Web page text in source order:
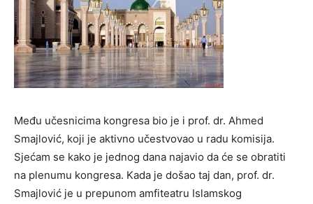
Među učesnicima kongresa bio je i prof. dr. Ahmed
Smajlović, koji je aktivno učestvovao u radu komisija.
Sjećam se kako je jednog dana najavio da će se obratiti
na plenumu kongresa. Kada je došao taj dan, prof. dr.
Smajlović je u prepunom amfiteatru Islamskog